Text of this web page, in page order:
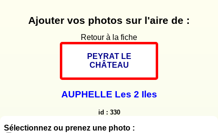
Ajouter vos photos sur l'aire de :
Retour à la fiche
PEYRAT LE
CHÂTEAU
AUPHELLE Les 2 Iles
id : 330
Sélectionnez ou prenez une photo :